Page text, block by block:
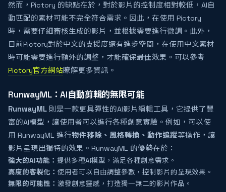
然而，Pictory 的缺點在於，對於影片的控制度相對較低，AI自
動匹配的素材可能不完全符合需求。因此，在使用 Pictory
時，需要仔細審核生成的影片，並根據需要進行微調。此外，
目前Pictory對於中文的支援度還有進步空間，在使用中文素材
時可能需要進行額外的調整，才能確保最佳效果。可以參考
Pictory官方網站瞭解更多資訊。
RunwayML：AI自動剪輯的無限可能
RunwayML 則是一款更具彈性的AI影片編輯工具，它提供了豐
富的AI模型，讓使用者可以進行各種創意實驗。例如，可以使
用 RunwayML 進行物件移除、風格轉換、動作追蹤等操作，讓
影片呈現出獨特的效果。RunwayML 的優勢在於：
強大的AI功能： 提供多種AI模型，滿足各種創意需求。
高度的客製化： 使用者可以自由調整參數，控制影片的呈現效果。
無限的可能性： 激發創意靈感，打造獨一無二的影片作品。